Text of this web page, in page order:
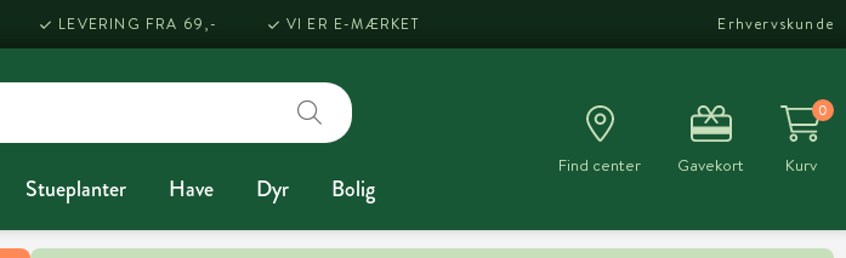
LEVERING FRA 69,- VI ER E-MÆRKET Erhvervskunde
Stueplanter Have Dyr Bolig
Find center Gavekort
0
Kurv